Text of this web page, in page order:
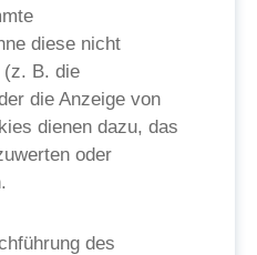
diese nicht
(z. B. die
die Anzeige von
dienen dazu, das
oder
des